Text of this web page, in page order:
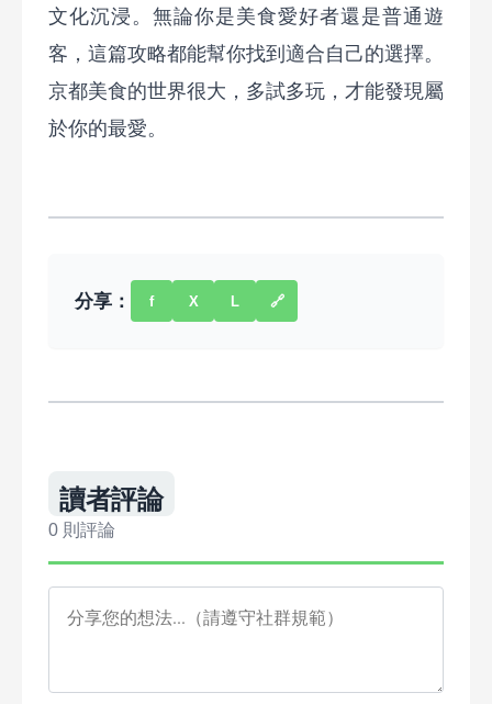
文化沉浸。無論你是美食愛好者還是普通遊
客，這篇攻略都能幫你找到適合自己的選擇。
京都美食的世界很大，多試多玩，才能發現屬
於你的最愛。
分享： f X L 🔗
讀者評論
0 則評論